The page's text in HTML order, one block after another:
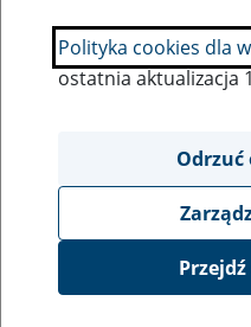
SZUKAJ
Ukryj wszystkie
Polityka cookies dla
ostatnia aktualizacja